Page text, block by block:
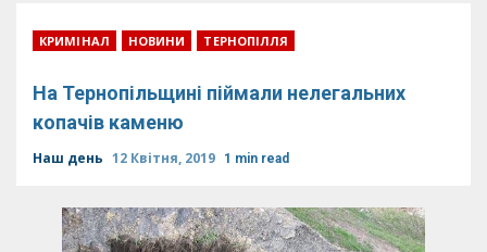
КРИМІНАЛ НОВИНИ ТЕРНОПІЛЛЯ
На Тернопільщині піймали нелегальних
копачів каменю
Наш день 12 Квітня, 2019 1 min read